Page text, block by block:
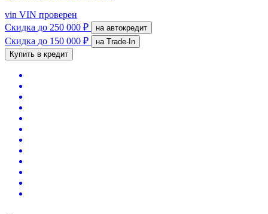
vin VIN проверен
Скидка до 250 000 ₽ на автокредит
Скидка до 150 000 ₽
на Trade-In
Купить в кредит